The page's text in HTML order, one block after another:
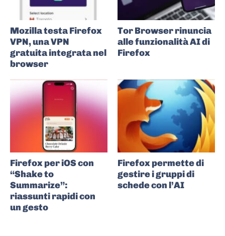
Mozilla testa Firefox
VPN, una VPN
gratuita integrata nel
browser
Tor Browser rinuncia
alle funzionalità AI di
Firefox
Firefox per iOS con
“Shake to
Summarize”:
riassunti rapidi con
un gesto
Firefox permette di
gestire i gruppi di
schede con l’AI